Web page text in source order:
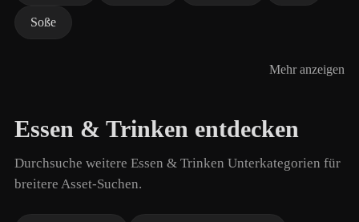
Soße
Mehr anzeigen
Essen & Trinken entdecken
Durchsuche weitere Essen & Trinken Unterkategorien für
breitere Asset-Suchen.